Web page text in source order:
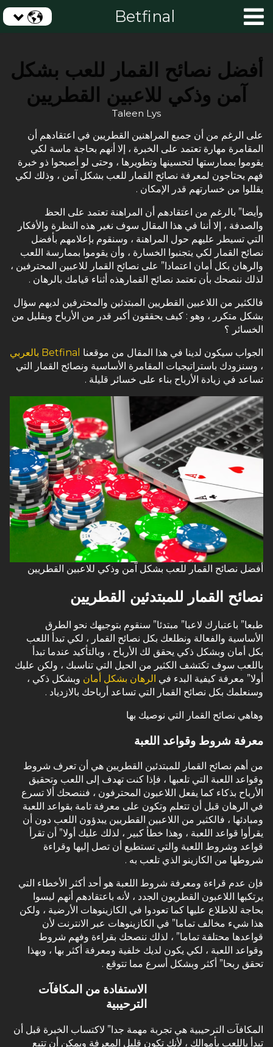
Betfinal
أفضل نصائح القمار للعب بشكل
آمن وذكي للاعبين القطريين
Taleen Lys
على الرغم من أن جميع المراهنين القطريين في اعتقادهم أن
المقامرة مهارة تعتمد على الخبرة ، إلا أنهم بحاجة ماسة لكي
يقوموا بممارستها لتحسينها وتطويرها ، وحتى لو أصبحوا ذو خبرة
فهم يحتاجون لمعرفة نصائح القمار للعب بشكل آمن ، وذلك لكي
يقللوا من خسارتهم قدر الإمكان .
وأيضا” بالرغم من اعتقادهم أن المراهنة تعتمد على الحظ
والصدفة ، إلا أننا في هذا المقال سوف نغير هذه النظرة والأفكار
التي تسيطر عليهم حول المراهنة ، وسنقوم بإعلامهم بأفضل
نصائح القمار لكي يتجنبوا الخسارة ، وأن يقوموا بممارسة اللعب
والرهان بكل أمان اعتمادا” على نصائح القمار للاعبين المحترفين ،
لذلك ننصحك بأن تعتمد نصائح القمارهذه أثناء قيامك بالرهان .
فالكثير من اللاعبين القطريين المبتدئين والمحترفين لديهم سؤال
بشكل متكرر ، وهو : كيف يحققون أكبر قدر من الأرباح وبقليل من
الخسائر ؟
الجواب سيكون لدينا في هذا المقال من موقعنا Betfinal بالعربي
، وسنزودك باستراتيجيات المقامرة الأساسية ونصائح القمار التي
تساعد في زيادة الأرباح بناء على خسائر قليلة .
أفضل نصائح القمار للعب بشكل آمن وذكي للاعبين القطريين
نصائح القمار للمبتدئين القطريين
طبعا” باعتبارك لاعبا” مبتدئا” سنقوم بتوجيهك نحو الطرق
الأساسية والفعالة ونطلعك بكل نصائح القمار ، لكي تبدأ اللعب
بكل أمان وبشكل ذكي يحقق لك الأرباح ، وبالتأكيد عندما تبدأ
باللعب سوف تكتشف الكثير من الحيل التي تناسبك ، ولكن عليك
أولا” معرفة كيفية البدء في الرهان بشكل أمان وبشكل ذكي ،
وسنعلمك بكل نصائح القمار التي تساعد أرباحك بالازدياد .
وهاهي نصائح القمار التي نوصيك بها
معرفة شروط وقواعد اللعبة
من أهم نصائح القمار للمبتدئين القطريين هي أن تعرف شروط
وقواعد اللعبة التي تلعبها ، فإذا كنت تهدف إلى اللعب وتحقيق
الأرباح بذكاء كما يفعل اللاعبون المحترفون ، فننصحك ألا تسرع
في الرهان قبل أن تتعلم وتكون على معرفة تامة بقواعد اللعبة
ومبادئها ، فالكثير من اللاعبين القطريين يبدؤون اللعب دون أن
يقرأوا قواعد اللعبة ، وهذا خطأ كبير ، لذلك عليك أولا” أن تقرأ
قواعد وشروط اللعبة والتي تستطيع أن تصل إليها وقراءة
شروطها من الكازينو الذي تلعب به .
فإن عدم قراءة ومعرفة شروط اللعبة هو أحد أكثر الأخطاء التي
يرتكبها اللاعبون القطريون الجدد ، لأنه باعتقادهم أنهم ليسوا
بحاجة للاطلاع عليها كما تعودوا في الكازينوهات الأرضية ، ولكن
هذا شيء مخالف تماما” في الكازينوهات عبر الانترنت لأن
قواعدها محتلفة تماما” ، لذلك ننصحك بقراءة وفهم شروط
وقواعد اللعبة ، لكي يكون لديك خلفية ومعرفة أكثر بها ، وبهذا
تحقق ربحا” أكثر وبشكل أسرع مما تتوقع .
الاستفادة من المكافآت
الترحيبية
المكافآت الترحيبية هي تجربة مهمة جدا” لاكتساب الخبرة قبل أن
تبدأ باللعب بأموالك ، لأنك تكون قليل المعرفة ويمكن أن تتبع